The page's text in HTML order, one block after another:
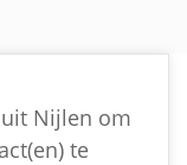
Nijlen om
te